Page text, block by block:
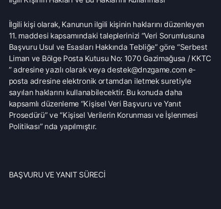
(“KVKK”) “ilgili kişi” olarak tanımlanan kişisel veri
sahiplerine, (“Veri Sahibi”) kişisel verilerinin işlenmesi ile
ilgili KVKK’nın 11. maddesi’nde sayılan haklara ilişkin Veri
Sorumlusu, D.N.Z Bilişim Teknolojileri. Ltd. Şti. (“DNZ
GAME”), başvurma hakkı tanınmıştır. Bu haklara ilişkin
şirketimize yapılacak başvuruların, KVKK’nın 13.
maddesinin 1. fıkrası ve Veri Sorumlusuna Başvuru Usul ve
Esasları Hakkında Tebliğ’in ilgili hükümleri uyarınca yazılı
olarak veya elektronik ortamda ve aşağıda yer alan
yöntemlerle Şirketimize iletilmesi gerekmektedir.